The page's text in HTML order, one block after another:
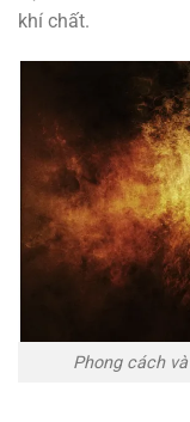
khí chất.
Phong cách